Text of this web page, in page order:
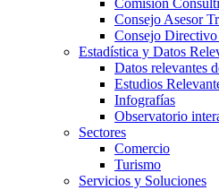
Consejo Asesor
Consejo
Estadística y Datos
Datos relevantes
Estudios
Infografías
Observatorio
Sectores
Comercio
Turismo
Servicios y Soluciones